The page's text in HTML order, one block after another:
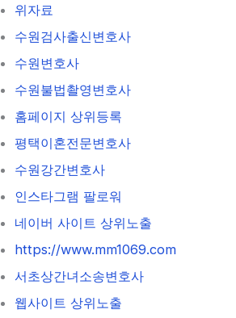
위자료
수원검사출신변호사
수원변호사
수원불법촬영변호사
홈페이지 상위등록
평택이혼전문변호사
수원강간변호사
인스타그램 팔로워
네이버 사이트 상위노출
https://www.mm1069.com
서초상간녀소송변호사
웹사이트 상위노출